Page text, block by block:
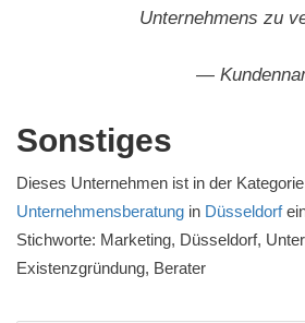
Unternehmens zu
—
Sonstiges
Dieses Unternehmen ist in der Kategorie
Unternehmensberatung in Düsseldorf
Stichworte: Marketing, Düsseldorf,
Existenzgründung, Berater